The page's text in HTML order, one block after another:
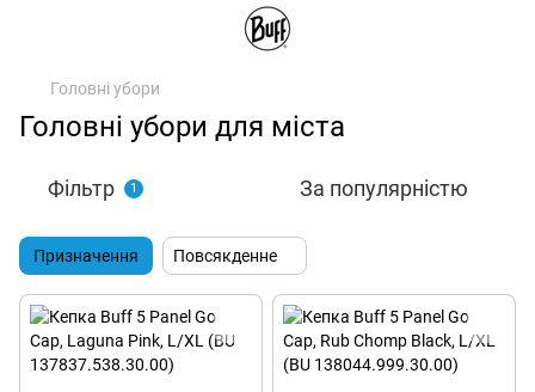
Головні убори
Головні убори для міста
Фільтр 1 За популярністю
Призначення Повсякденне